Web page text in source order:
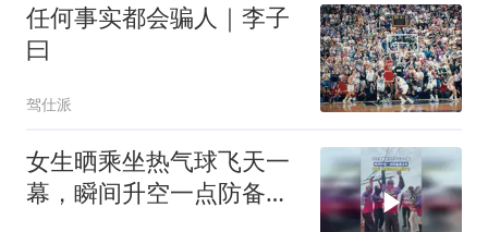
任何事实都会骗人｜李子
曰
驾仕派
女生晒乘坐热气球飞天一
幕，瞬间升空一点防备都